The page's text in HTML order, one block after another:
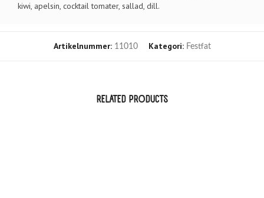
kiwi, apelsin, cocktail tomater, sallad, dill.
Artikelnummer: 11010 Kategori: Festfat
RELATED PRODUCTS